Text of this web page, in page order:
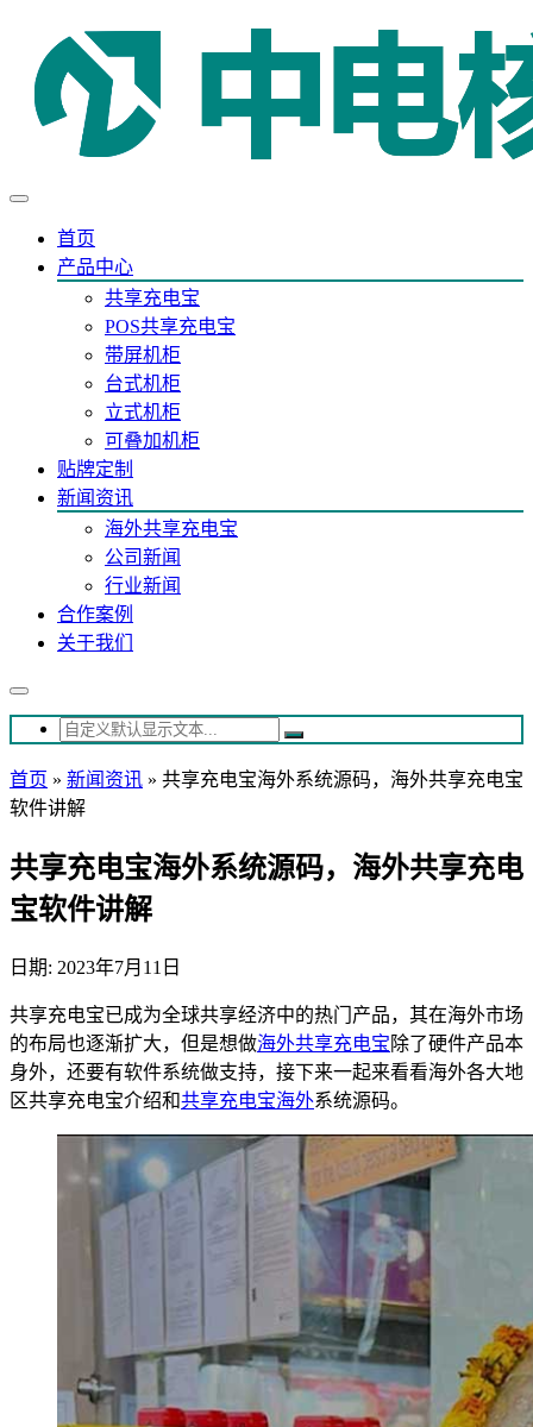
首页
产品中心
共享充电宝
POS共享充电宝
带屏机柜
台式机柜
立式机柜
可叠加机柜
贴牌定制
新闻资讯
海外共享充电宝
公司新闻
行业新闻
合作案例
关于我们
首页 » 新闻资讯 » 共享充电宝海外系统源码，海外共享充电宝
软件讲解
共享充电宝海外系统源码，海外共享充电
宝软件讲解
日期: 2023年7月11日
共享充电宝已成为全球共享经济中的热门产品，其在海外市场
的布局也逐渐扩大，但是想做海外共享充电宝除了硬件产品本
身外，还要有软件系统做支持，接下来一起来看看海外各大地
区共享充电宝介绍和共享充电宝海外系统源码。